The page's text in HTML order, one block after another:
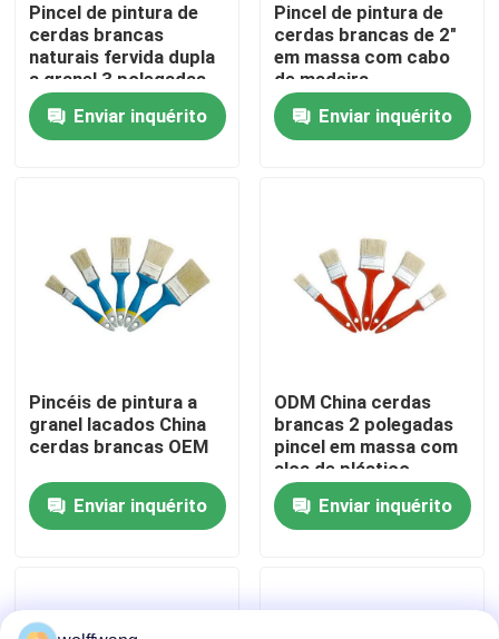
Produtos
Quem Somos
Controle de Qualidade
notícias
Todos os casos
Pincel de Filamento Sintético
Pincel de pintura de
cerdas brancas
naturais fervida dupla
a granel 3 polegadas
ODM
Enviar inquérito
Pincel de pintura de
cerdas brancas de 2"
em massa com cabo
de madeira
Enviar inquérito
Pincéis de pintura a
granel lacados China
cerdas brancas OEM
Enviar inquérito
ODM China cerdas
brancas 2 polegadas
pincel em massa com
alça de plástico
Enviar inquérito